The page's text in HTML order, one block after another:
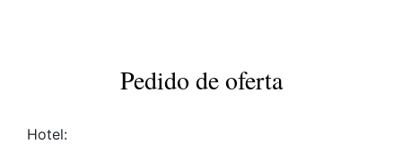
Pedido de oferta
Hotel: